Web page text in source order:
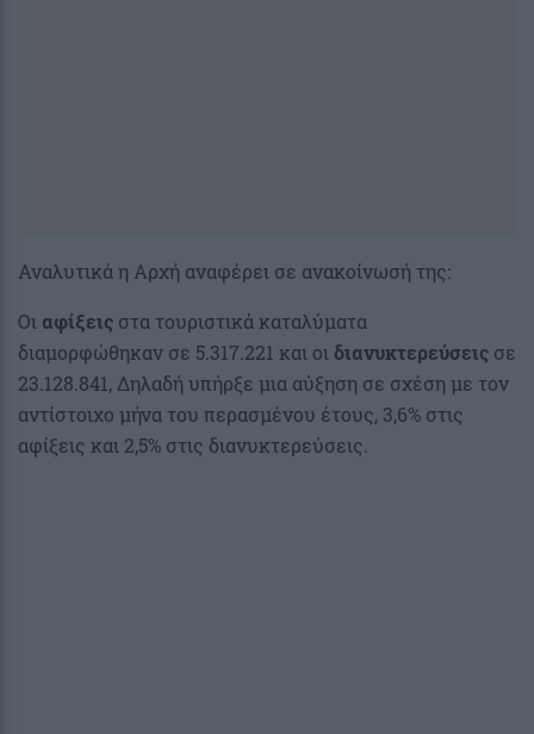
Αναλυτικά η Αρχή αναφέρει σε ανακοίνωσή της:
Οι αφίξεις στα τουριστικά καταλύματα
διαμορφώθηκαν σε 5.317.221 και οι διανυκτερεύσεις σε
23.128.841, Δηλαδή υπήρξε μια αύξηση σε σχέση με τον
αντίστοιχο μήνα του περασμένου έτους, 3,6% στις
αφίξεις και 2,5% στις διανυκτερεύσεις.